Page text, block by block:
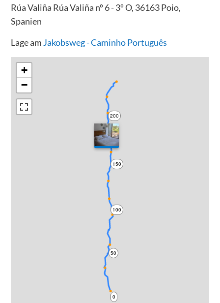
Rúa Valiña Rúa Valiña nº 6 - 3º O, 36163 Poio,
Spanien
Lage am Jakobsweg - Caminho Português
0
50
100
150
200
+
−